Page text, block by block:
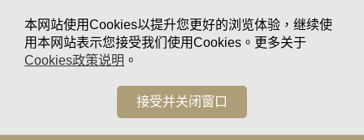
本网站使用Cookies以提升您更好的浏览体验，继续使
用本网站表示您接受我们使用Cookies。更多关于
Cookies政策说明 。
接受并关闭窗口